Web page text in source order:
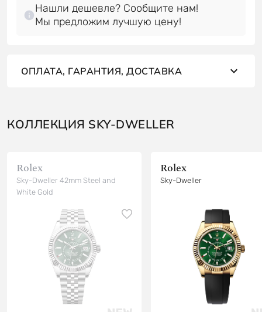
Нашли дешевле? Сообщите нам!
Мы предложим лучшую цену!
ОПЛАТА, ГАРАНТИЯ, ДОСТАВКА
КОЛЛЕКЦИЯ SKY-DWELLER
Rolex
Sky-Dweller 42mm Steel and
White Gold
Rolex
Sky-Dweller